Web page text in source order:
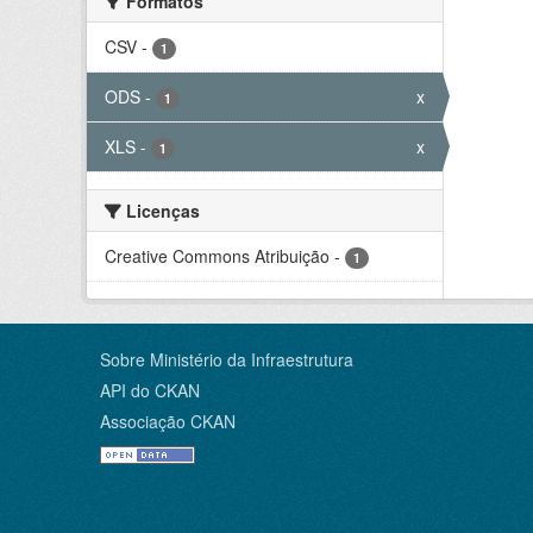
CSV - 1
ODS - 1 x
XLS - 1 x
Licenças
Creative Commons Atribuição - 1
Sobre Ministério da Infraestrutura
API do CKAN
Associação CKAN